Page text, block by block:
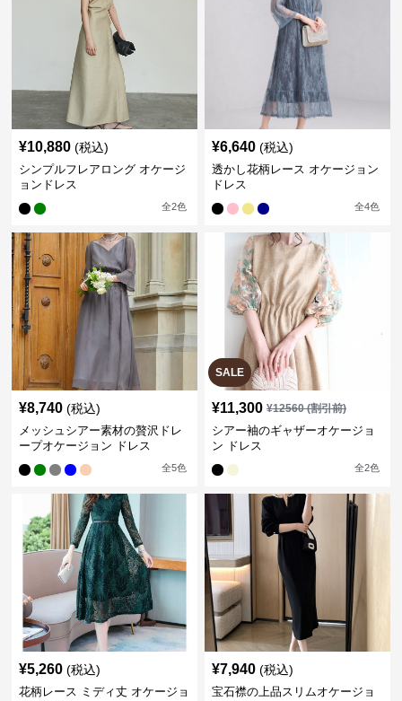
¥10,880 (税込)
シンプルフレアロング オケージ
ョンドレス
全2色
¥6,640 (税込)
透かし花柄レース オケージョン
ドレス
全4色
¥8,740 (税込)
メッシュシアー素材の贅沢ドレ
ープオケージョン ドレス
全5色
SALE
¥11,300 ¥12560(割引前)
シアー袖のギャザーオケージョ
ン ドレス
全2色
¥5,260 (税込)
花柄レース ミディ丈 オケージョ
¥7,940 (税込)
宝石襟の上品スリムオケージョ